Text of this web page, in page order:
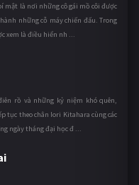
mật là nơi những cô gái mồ côi được
những cỗ máy chiến đấu. Trong
xem là điều hiển nh ...
rồ và những kỷ niệm khó quên,
tục theo chân Iori Kitahara cùng các
ngày tháng đại học đ ...